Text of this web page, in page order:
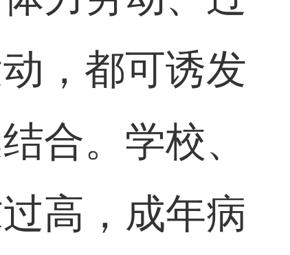
，都可诱发
合。学校、
高，成年病